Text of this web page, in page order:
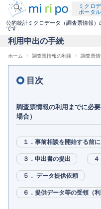
イ
ミクロ
ポータ
公的統計ミクロデータ（調査票情報
です
利用可能な統計調
利用申出の手続
分析結果の持出
利用終了時の手続
記載事項変更の手
リモートアクセス利用
利用可能な統計調
記載事項変更の手続
電磁的記録媒体による提供
記載事項変更の手続
検
索
利用申出の手続
パ
ホーム 調査票情報の利用 調査票情
目次
調査票情報の利用までに必
場合）
１．事前相談を開始する前に
３．申出書の提出
５． データ提供依頼
６．提供データ等の受領（利